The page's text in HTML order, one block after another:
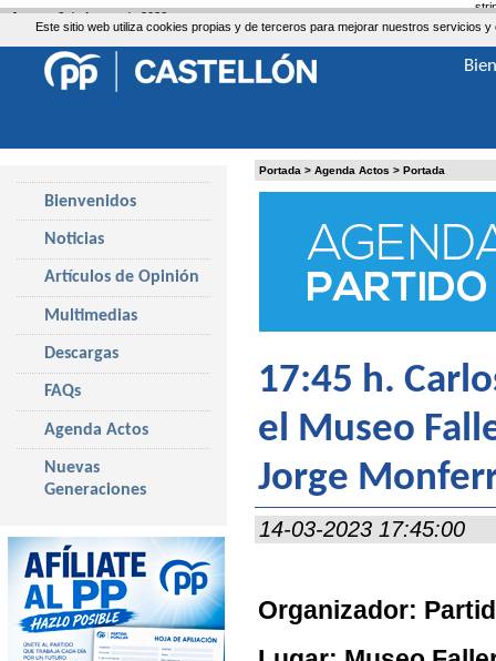
Este sitio web utiliza cookies propias y de terceros para mejorar nuestros servicios
Portada > Agenda Actos > Portada
17:45 h.
el Museo
Jorge
14-03-2023 17:45:00
Organizador:
Bienvenidos
Noticias
Artículos de Opinión
Multimedias
Descargas
FAQs
Agenda Actos
Nuevas
Generaciones
Jueves, 6 de Agosto de 2026